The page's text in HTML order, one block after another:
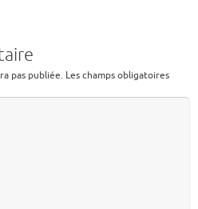
pas publiée. Les champs obligatoires